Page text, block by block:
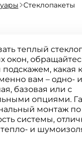
Стеклопакеты
теплый
окон,
какая
вам – одно-
базовая или с
опциями.
монтаж по
системы,
и